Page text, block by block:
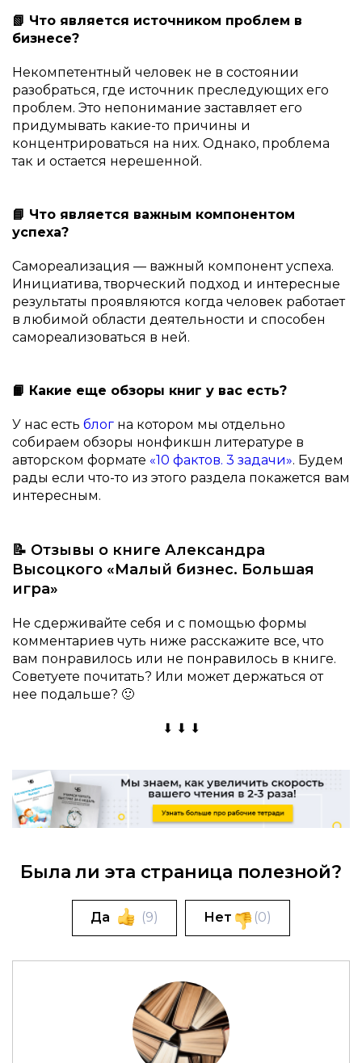
📗 Что является источником проблем в
бизнесе?
Некомпетентный человек не в состоянии
разобраться, где источник преследующих его
проблем. Это непонимание заставляет его
придумывать какие-то причины и
концентрироваться на них. Однако, проблема
так и остается нерешенной.
📘 Что является важным компонентом
успеха?
Самореализация — важный компонент успеха.
Инициатива, творческий подход и интересные
результаты проявляются когда человек работает
в любимой области деятельности и способен
самореализоваться в ней.
📙 Какие еще обзоры книг у вас есть?
У нас есть блог на котором мы отдельно
собираем обзоры нонфикшн литературе в
авторском формате «10 фактов. 3 задачи». Будем
рады если что-то из этого раздела покажется вам
интересным.
📝 Отзывы о книге Александра
Высоцкого «Малый бизнес. Большая
игра»
Не сдерживайте себя и с помощью формы
комментариев чуть ниже расскажите все, что
вам понравилось или не понравилось в книге.
Советуете почитать? Или может держаться от
нее подальше? 🙂
⬇ ⬇ ⬇
Была ли эта страница полезной?
Да (9) Нет (0)